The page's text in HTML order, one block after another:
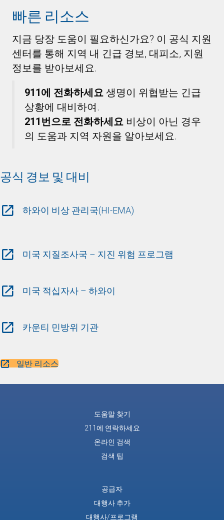
빠른 리소스
지금 당장 도움이 필요하신가요? 이 공식 지원
센터를 통해 지역 내 긴급 경보, 대피소, 지원
정보를 받아보세요.
911에 전화하세요 생명이 위협받는 긴급
상황에 대비하여.
211번으로 전화하세요 비상이 아닌 경우
의 도움과 지역 자원을 알아보세요.
공식 경보 및 대비
하와이 비상 관리국(HI-EMA)
미국 지질조사국 – 지진 위험 프로그램
미국 적십자사 – 하와이
카운티 민방위 기관
일반 리소스
도움말 찾기
211에 연락하세요
온라인 검색
검색 팁
공급자
대행사 추가
대행사/프로그램